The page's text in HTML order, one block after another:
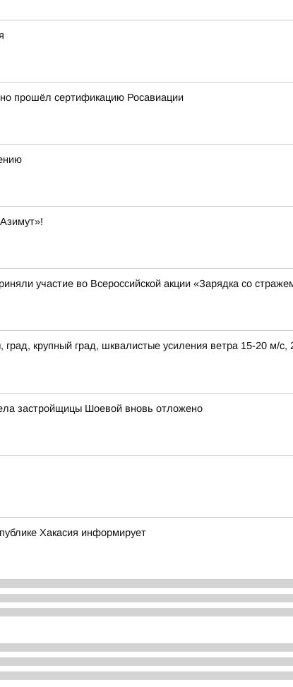
прошёл сертификацию Росавиации
участие во Всероссийской акции «Зарядка со
крупный град, шквалистые усиления ветра 15-20 м/
застройщицы Шоевой вновь отложено
Хакасия информирует